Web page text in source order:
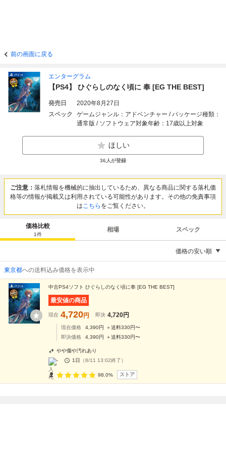
前の画面に戻る
エンターグラム
【PS4】 ひぐらしのなく頃に 奉 [EG THE BEST]
発売日
2020年8月27日
スペック
ゲームジャンル：アドベンチャー / パッケージ種類：
通常版 / ソフトウェア対象年齢：17歳以上対象
ほしい
36 人が登録
ご注意： 落札情報を機械的に抽出しているため、異なる商品に関する落札価
格等の情報が掲載又は利用されている可能性があります。その他の免責事項
はこちら をご覧ください。
価格比較
1件
相場 スペック
価格の安い順
東京都への送料込み価格を表示中
中古PS4ソフト ひぐらしのなく頃に奉 [EG THE BEST]
最安値の商品
現在 4,720円 即決 4,720円
現在価格 4,390円 ＋送料330円〜
即決価格
4,390円 ＋送料330円〜
やや傷や汚れあり
-
1日 （8/11 13:02終了）
98.0% ストア